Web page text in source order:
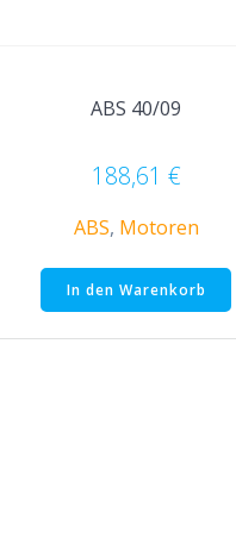
ABS 40/09
188,61 €
ABS, Motoren
In den Warenkorb